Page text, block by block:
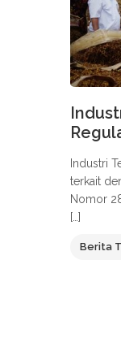
Industri
terkait
Nomor
[…]
Berita